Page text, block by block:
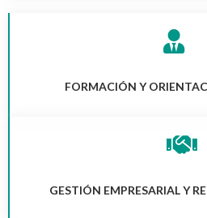
FORMACIÓN Y
GESTIÓN EMPRESARIAL Y